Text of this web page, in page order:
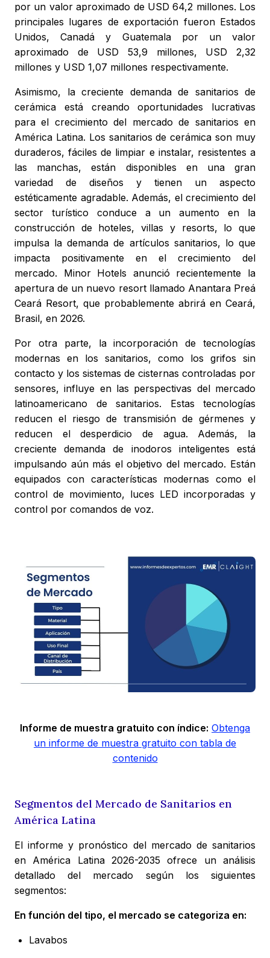
por un valor aproximado de USD 64,2 millones. Los
principales lugares de exportación fueron Estados
Unidos, Canadá y Guatemala por un valor
aproximado de USD 53,9 millones, USD 2,32
millones y USD 1,07 millones respectivamente.
Asimismo, la creciente demanda de sanitarios de
cerámica está creando oportunidades lucrativas
para el crecimiento del mercado de sanitarios en
América Latina. Los sanitarios de cerámica son muy
duraderos, fáciles de limpiar e instalar, resistentes a
las manchas, están disponibles en una gran
variedad de diseños y tienen un aspecto
estéticamente agradable. Además, el crecimiento del
sector turístico conduce a un aumento en la
construcción de hoteles, villas y resorts, lo que
impulsa la demanda de artículos sanitarios, lo que
impacta positivamente en el crecimiento del
mercado. Minor Hotels anunció recientemente la
apertura de un nuevo resort llamado Anantara Preá
Ceará Resort, que probablemente abrirá en Ceará,
Brasil, en 2026.
Por otra parte, la incorporación de tecnologías
modernas en los sanitarios, como los grifos sin
contacto y los sistemas de cisternas controladas por
sensores, influye en las perspectivas del mercado
latinoamericano de sanitarios. Estas tecnologías
reducen el riesgo de transmisión de gérmenes y
reducen el desperdicio de agua. Además, la
creciente demanda de inodoros inteligentes está
impulsando aún más el objetivo del mercado. Están
equipados con características modernas como el
control de movimiento, luces LED incorporadas y
control por comandos de voz.
Informe de muestra gratuito con índice: Obtenga
un informe de muestra gratuito con tabla de
contenido
Segmentos del Mercado de Sanitarios en
América Latina
El informe y pronóstico del mercado de sanitarios
en América Latina 2026-2035 ofrece un análisis
detallado del mercado según los siguientes
segmentos:
En función del tipo, el mercado se categoriza en:
Lavabos